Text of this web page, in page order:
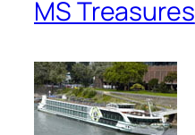
MS Treasures